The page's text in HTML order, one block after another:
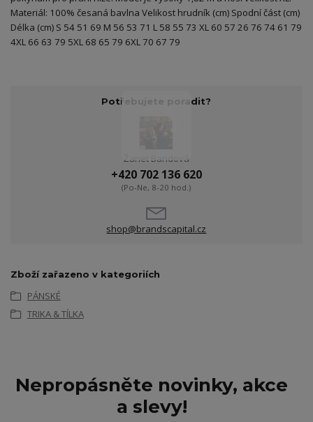
Materiál: 100% česaná bavlna Velikost hrudník (cm) Spodní část (cm)
Délka (cm) S 54 51 69 M 56 53 71 L 58 55 73 XL 60 57 26 76 74 61 79
4XL 66 63 79 5XL 68 65 79 6XL 70 67 79
Potřebujete poradit?
Žanet Bandová
+420 702 136 620
(Po-Ne, 8-20 hod.)
shop@brandscapital.cz
Zboží zařazeno v kategoriích
PÁNSKÉ
TRIKA & TÍLKA
Nepropásněte novinky, akce
a slevy!